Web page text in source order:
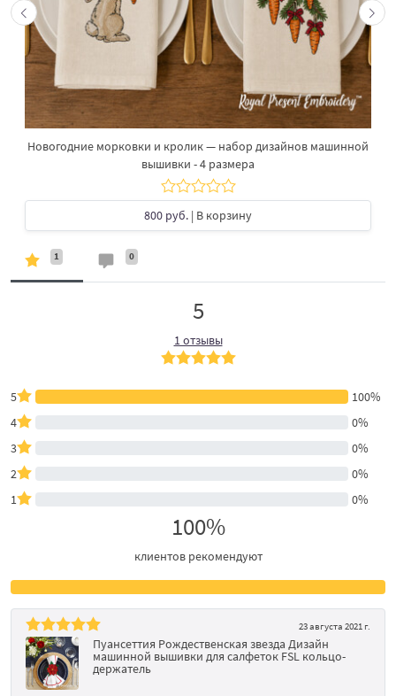
Новогодние морковки и кролик — набор дизайнов машинной
вышивки - 4 размера
800 руб. | В корзину
1 0
5
1 отзывы
5
100%
4
0%
3
0%
2
0%
1
0%
100%
клиентов рекомендуют
23 августа 2021 г.
Пуансеттия Рождественская звезда Дизайн
машинной вышивки для салфеток FSL кольцо-
держатель